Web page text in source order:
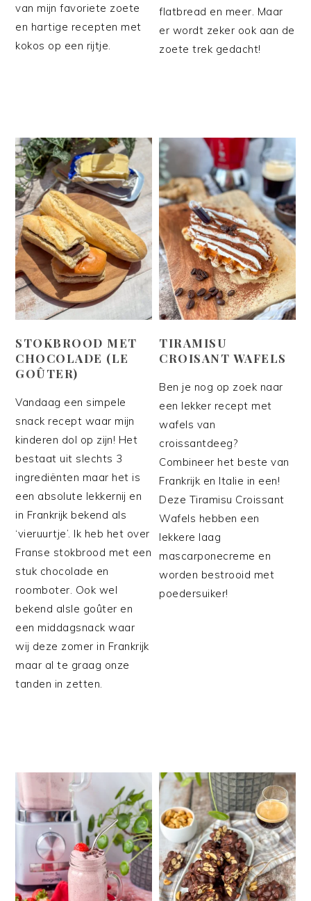
van mijn favoriete zoete
en hartige recepten met
kokos op een rijtje.
flatbread en meer. Maar
er wordt zeker ook aan de
zoete trek gedacht!
STOKBROOD MET
CHOCOLADE (LE
GOÛTER)
Vandaag een simpele
snack recept waar mijn
kinderen dol op zijn! Het
bestaat uit slechts 3
ingrediënten maar het is
een absolute lekkernij en
in Frankrijk bekend als
‘vieruurtje’. Ik heb het over
Franse stokbrood met een
stuk chocolade en
roomboter. Ook wel
bekend alsle goûter en
een middagsnack waar
wij deze zomer in Frankrijk
maar al te graag onze
tanden in zetten.
TIRAMISU
CROISANT WAFELS
Ben je nog op zoek naar
een lekker recept met
wafels van
croissantdeeg?
Combineer het beste van
Frankrijk en Italie in een!
Deze Tiramisu Croissant
Wafels hebben een
lekkere laag
mascarponecreme en
worden bestrooid met
poedersuiker!